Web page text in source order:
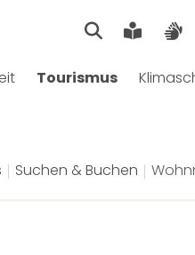
Suche
Tourismus
Suchen & Buchen